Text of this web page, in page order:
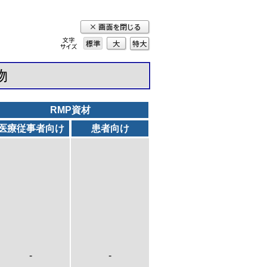
標準 大
特
大
RMP資材
療従事者向け
患者向け
- -